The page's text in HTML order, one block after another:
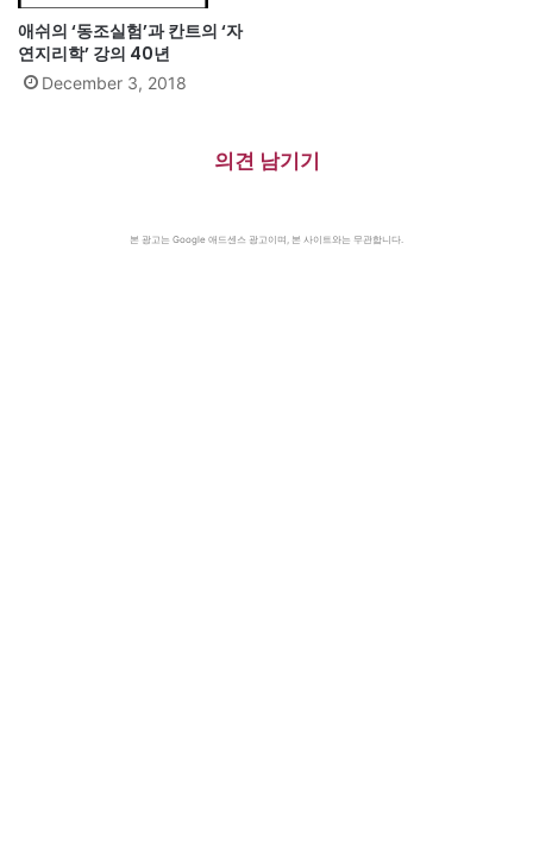
애쉬의 ‘동조실험’과 칸트의 ‘자
연지리학’ 강의 40년
December 3, 2018
의견 남기기
본 광고는 Google 애드센스 광고이며, 본 사이트와는 무관합니다.